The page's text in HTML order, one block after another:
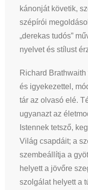
kánonját követik,
szépírói
„derekas tudós”
nyelvet és stílust
Richard
és igyekezettel,
tár az olvasó elé.
ugyanazt az
Istennek tetsző,
Világ csapdáit; a
szembeállítja a
helyett a jövőre
szolgálat helyett a